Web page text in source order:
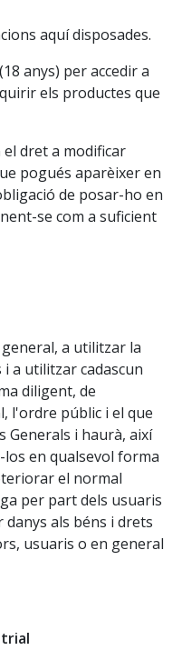
aquí disposades.
anys) per accedir a
els productes que
el dret a modificar
pogués aparèixer en
de posar-ho en
se com a suficient
a utilitzar la
a utilitzar cadascun
diligent, de
l'ordre públic i el que
Generals i haurà, així
en qualsevol forma
el normal
per part dels usuaris
als béns i drets
usuaris o en general